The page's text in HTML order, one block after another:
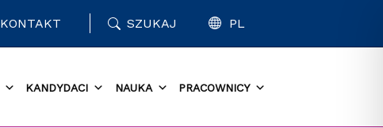
KONTAKT SZUKAJ PL
KANDYDACI NAUKA PRACOWNICY